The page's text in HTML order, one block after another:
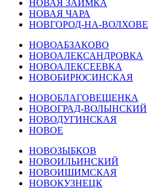
НОВАЯ ЗАИМКА
НОВАЯ ЧАРА
НОВГОРОД-НА-ВОЛХОВЕ
НОВОАБЗАКОВО
НОВОАЛЕКСАНДРОВКА
НОВОАЛЕКСЕЕВКА
НОВОБИРЮСИНСКАЯ
НОВОБЛАГОВЕЩЕНКА
НОВОГРАД-ВОЛЫНСКИЙ
НОВОДУГИНСКАЯ
НОВОЕ
НОВОЗЫБКОВ
НОВОИЛЬИНСКИЙ
НОВОИШИМСКАЯ
НОВОКУЗНЕЦК